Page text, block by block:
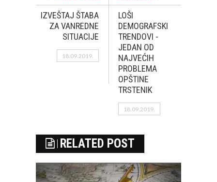
IZVEŠTAJ ŠTABA
ZA VANREDNE
SITUACIJE
18.09.2019.
LOŠI
DEMOGRAFSKI
TRENDOVI -
JEDAN OD
NAJVEĆIH
PROBLEMA
OPŠTINE
TRSTENIK
18.09.2019.
RELATED POST